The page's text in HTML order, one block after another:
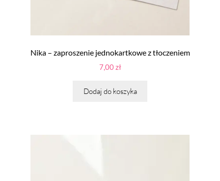
Nika – zaproszenie jednokartkowe z tłoczeniem
7,00zł
Dodaj do koszyka